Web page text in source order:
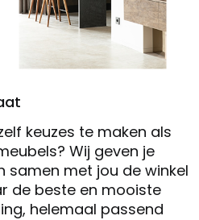
keuzes te maken als
Wij geven je
samen met jou de winkel
de beste en mooiste
helemaal passend